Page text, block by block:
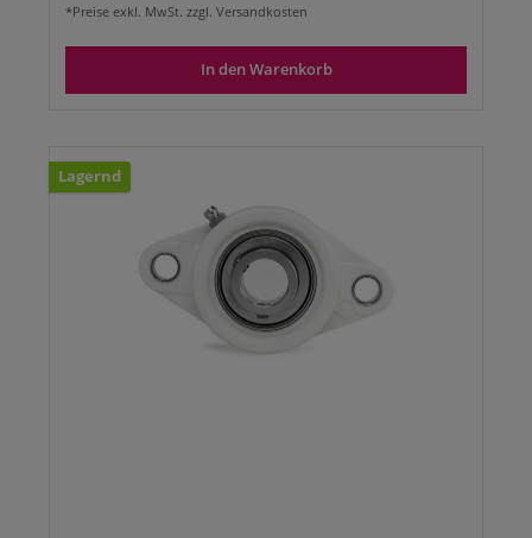
*Preise exkl. MwSt. zzgl. Versandkosten
In den Warenkorb
Lagernd